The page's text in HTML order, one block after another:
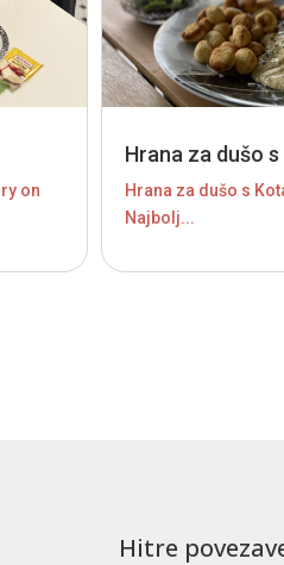
on
Hrana za dušo
Hrana za dušo s
Najbolj...
Hitre